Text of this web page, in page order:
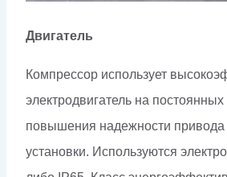
Двигатель
Компрессор использует
электродвигатель на
повышения надежности
установки. Используются